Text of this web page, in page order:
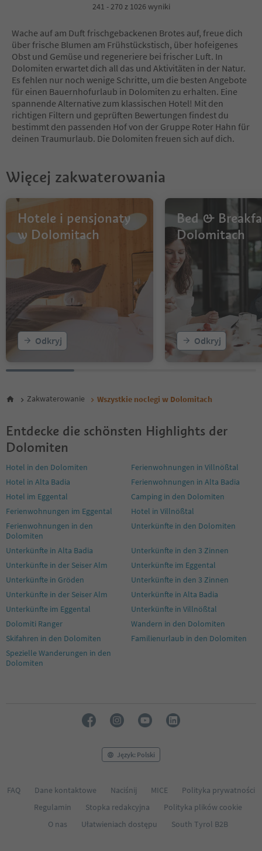
10
11
12
13
14
15
16
18
19
21
24
26
34
35
241 - 270 z 1026 wyniki
Wache auf am Duft frischgebackenen Brotes auf, freue dich
über frische Blumen am Frühstückstisch, über hofeigenes
Obst und Gemüse und regeneriere bei frischer Luft. In
Dolomiten erwartet dich all das und Aktivitäten in der Natur.
Es fehlen nur noch wenige Schritte, um die besten Angebote
für einen Bauernhofurlaub in Dolomiten zu erhalten. Eine
spannende Alternative zum klassischen Hotel! Mit den
richtigen Filtern und geprüften Bewertungen findest du
bestimmt den passenden Hof von der Gruppe Roter Hahn für
deinen Traumurlaub. Die Dolomiten freuen sich auf dich.
Więcej zakwaterowania
Hotele i pensjonaty
w Dolomitach
Odkryj
Bed &
Dolomitach
Odkryj
Zakwaterowanie Wszystkie noclegi w Dolomitach
Entdecke die schönsten Highlights der
Dolomiten
Hotel in den Dolomiten
Ferienwohnungen in Villnößtal
Hotel in Alta Badia
Ferienwohnungen in Alta Badia
Hotel im Eggental
Camping in den Dolomiten
Ferienwohnungen im Eggental
Hotel in Villnößtal
Ferienwohnungen in den
Dolomiten
Unterkünfte in den Dolomiten
Unterkünfte in Alta Badia
Unterkünfte in den 3 Zinnen
Unterkünfte in der Seiser Alm
Unterkünfte im Eggental
Unterkünfte in Gröden
Unterkünfte in den 3 Zinnen
Unterkünfte in der Seiser Alm
Unterkünfte in Alta Badia
Unterkünfte im Eggental
Unterkünfte in Villnößtal
Dolomiti Ranger
Wandern in den Dolomiten
Skifahren in den Dolomiten
Familienurlaub in den Dolomiten
Spezielle Wanderungen in den
Dolomiten
Język: Polski
FAQ Dane kontaktowe Naciśnij MICE
Polityka prywatności
Regulamin
Stopka redakcyjna
Polityka plików cookie
O nas
Ułatwieniach dostępu South Tyrol B2B